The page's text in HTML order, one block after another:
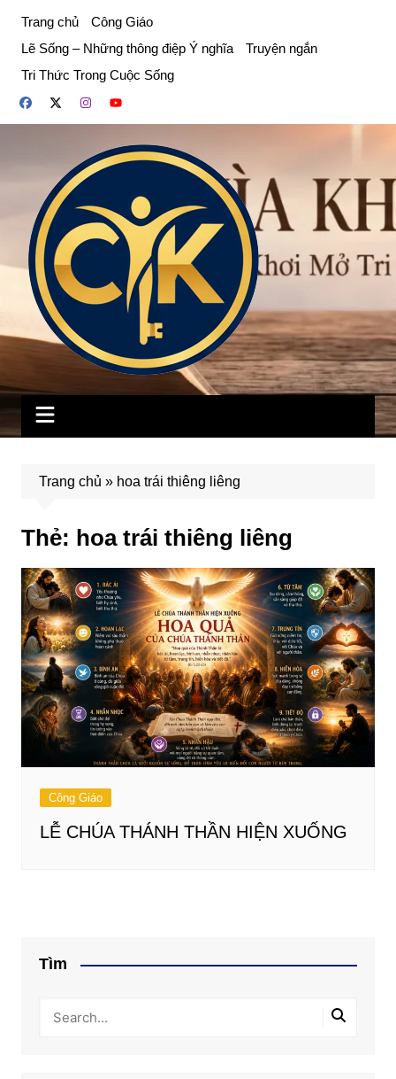
phần
dung
Trang chủ
Công Giáo
Lẽ Sống – Những thông điệp Ý nghĩa
Truyện ngắn
Tri Thức Trong Cuộc Sống
Trang chủ » hoa trái thiêng liêng
Thẻ: hoa trái thiêng liêng
Công Giáo
LỄ CHÚA THÁNH THẦN HIỆN XUỐNG
Tìm